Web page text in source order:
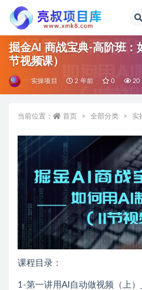
掘金AI 商战宝典-高阶班：
节视频课）
实操项目 2 年前 0 20
当前位置： 首页 全部分类 实
课程目录：
1-第一讲用AI自动做视频（上）